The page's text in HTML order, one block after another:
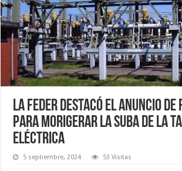
La Feder destacó el anuncio
para morigerar la suba de la
eléctrica
5 septiembre, 2024 53 Visitas